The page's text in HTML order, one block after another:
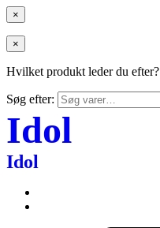
×
×
Hvilket produkt leder du efter?
Søg efter:
Idol
Idol